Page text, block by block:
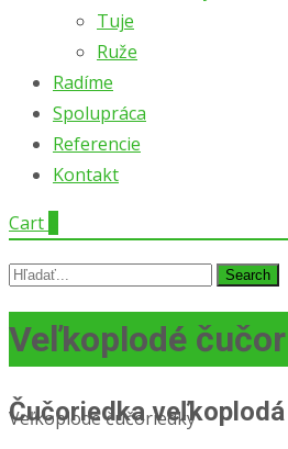
Tuje
Ruže
Radíme
Spolupráca
Referencie
Kontakt
Cart
Search
Veľkoplodé
Veľkoplodé čučoriedky
Čučoriedka